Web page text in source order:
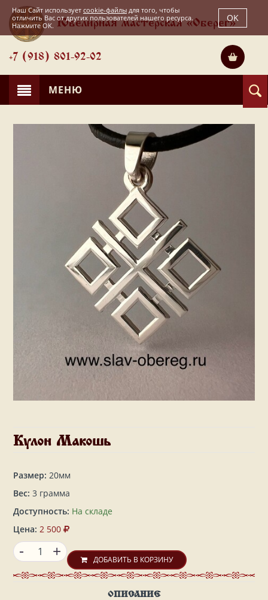
Ювелирная мастерская «Оберег»
+7 (918) 801-92-02
МЕНЮ
Кулон Макошь
Размер: 20мм
Вес: 3 грамма
Доступность: На складе
Цена: 2 500
+
- ДОБАВИТЬ В КОРЗИНУ
ОПИСАНИЕ
Наш Сайт использует cookie-файлы для того, чтобы
отличить Вас от других пользователей нашего ресурса.
Нажмите OK.
OK